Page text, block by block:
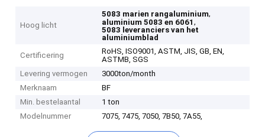
Hoog licht
5083 marien rangaluminium,
aluminium 5083 en 6061,
5083 leveranciers van het
aluminiumblad
Certificering
RoHS, ISO9001, ASTM, JIS, GB, EN,
ASTMB, SGS
Levering vermogen
3000ton/month
Merknaam
BF
Min. bestelaantal
1 ton
Modelnummer
7075, 7475, 7050, 7B50, 7A55,